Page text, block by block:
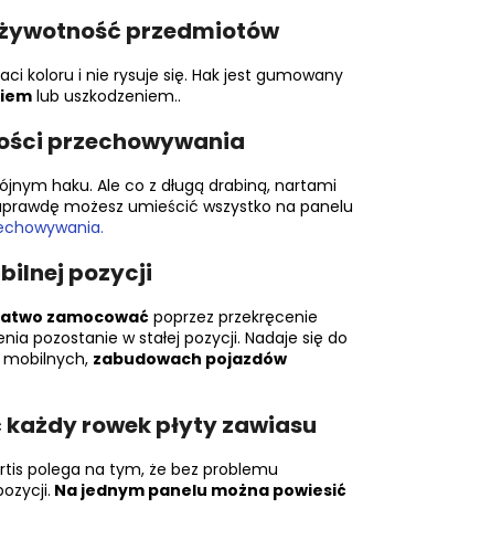
przedmiotów
koloru i nie rysuje się. Hak jest gumowany
lub uszkodzeniem..
przechowywania
haku. Ale co z długą drabiną, nartami
możesz umieścić wszystko na panelu
pozycji
zamocować poprzez przekręcenie
pozostanie w stałej pozycji. Nadaje się do
mobilnych, zabudowach pojazdów
rowek płyty zawiasu
polega na tym, że bez problemu
Na jednym panelu można powiesić